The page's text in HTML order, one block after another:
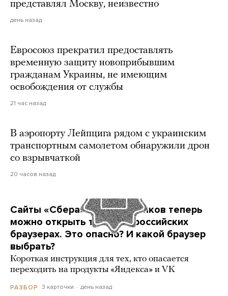
представлял Москву, неизвестно
день назад
Евросоюз прекратил предоставлять
временную защиту новоприбывшим
гражданам Украины, не имеющим
освобождения от службы
21 час назад
В аэропорту Лейпцига рядом с украинским
транспортным самолетом обнаружили дрон
со взрывчаткой
20 часов назад
Сайты «Сбера» и других банков теперь
можно открыть только в российских
браузерах. Это опасно? И какой браузер
выбрать?
Короткая инструкция для тех, кто опасается
переходить на продукты «Яндекса» и VK
РАЗБОР 3 карточки день назад